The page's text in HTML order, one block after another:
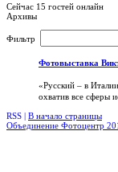
Сейчас 15 гостей онлайн
Архивы
Фильтр
Фотовыставка
«Русский – в
охватив все сферы
RSS | В начало страницы
Объединение Фотоцентр